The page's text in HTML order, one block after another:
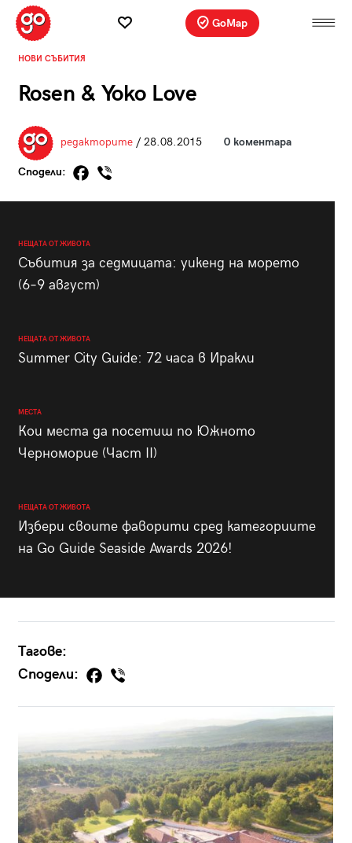
GoMap
НОВИ СЪБИТИЯ
Rosen & Yoko Love
редакторите/ 28.08.2015 0 коментара
Сподели:
НЕЩАТА ОТ ЖИВОТА
Събития за седмицата: уикенд на морето
(6–9 август)
НЕЩАТА ОТ ЖИВОТА
Summer City Guide: 72 часа в Иракли
МЕСТА
Кои места да посетиш по Южното
Черноморие (Част II)
НЕЩАТА ОТ ЖИВОТА
Избери своите фаворити сред категориите
на Go Guide Seaside Awards 2026!
Тагове:
Сподели: